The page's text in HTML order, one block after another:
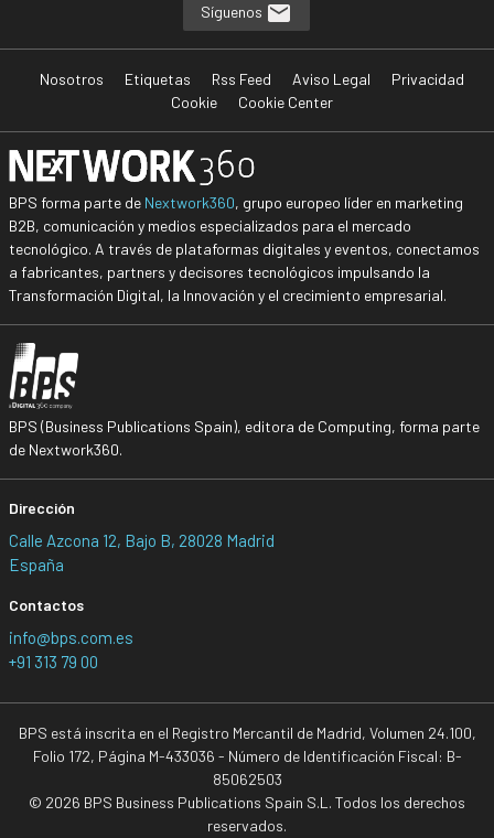
Síguenos
Nosotros Etiquetas Rss Feed Aviso Legal
Privacidad
Cookie
Cookie Center
BPS forma parte de Nextwork360, grupo europeo líder en marketing
B2B, comunicación y medios especializados para el mercado
tecnológico. A través de plataformas digitales y eventos, conectamos
a fabricantes, partners y decisores tecnológicos impulsando la
Transformación Digital, la Innovación y el crecimiento empresarial.
BPS (Business Publications Spain), editora de Computing, forma parte
de Nextwork360.
Dirección
Calle Azcona 12, Bajo B, 28028 Madrid
España
Contactos
info@bps.com.es
+91 313 79 00
BPS está inscrita en el Registro Mercantil de Madrid, Volumen 24.100,
Folio 172, Página M-433036 - Número de Identificación Fiscal: B-
85062503
© 2026 BPS Business Publications Spain S.L. Todos los derechos
reservados.